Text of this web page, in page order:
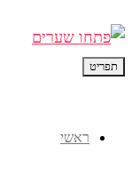
תפריט
ראשי